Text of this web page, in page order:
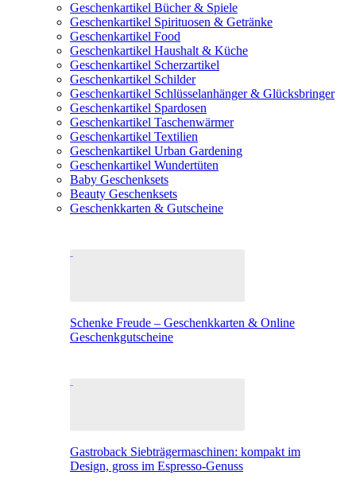
Geschenkartikel Bücher & Spiele
Geschenkartikel Spirituosen & Getränke
Geschenkartikel Food
Geschenkartikel Haushalt & Küche
Geschenkartikel Scherzartikel
Geschenkartikel Schilder
Geschenkartikel Schlüsselanhänger & Glücksbringer
Geschenkartikel Spardosen
Geschenkartikel Taschenwärmer
Geschenkartikel Textilien
Geschenkartikel Urban Gardening
Geschenkartikel Wundertüten
Baby Geschenksets
Beauty Geschenksets
Geschenkkarten & Gutscheine
Schenke Freude – Geschenkkarten & Online
Geschenkgutscheine
Gastroback Siebträgermaschinen: kompakt im
Design, gross im Espresso-Genuss